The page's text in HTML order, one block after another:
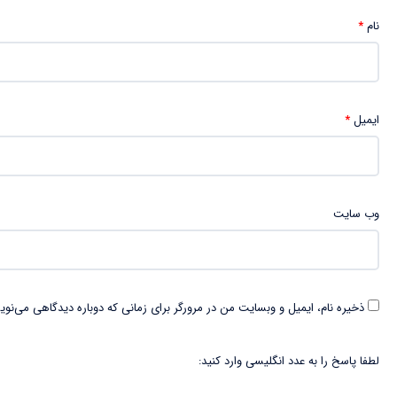
نام*
ایمیل*
وب‌ سایت
ذخیره نام، ایمیل و وبسایت من در مرورگر برای زمانی که دوباره دیدگاهی
لطفا پاسخ را به عدد انگلیسی وارد کنید: